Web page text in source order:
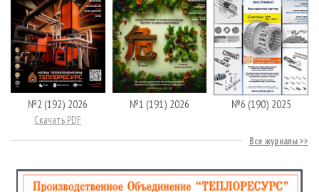
№2 (192) 2026
Скачать PDF
№1 (191) 2026 №6 (190) 2025
Все журналы